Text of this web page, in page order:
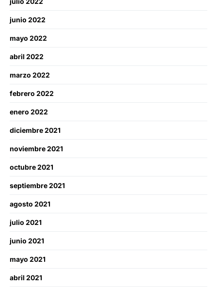
junio 2022
mayo 2022
abril 2022
marzo 2022
febrero 2022
enero 2022
diciembre 2021
noviembre 2021
octubre 2021
septiembre 2021
agosto 2021
julio 2021
junio 2021
mayo 2021
abril 2021